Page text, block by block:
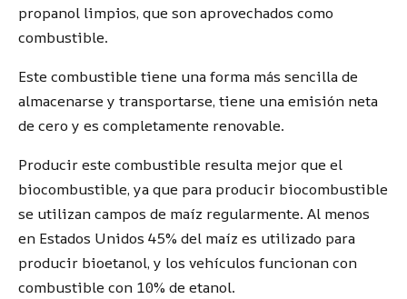
propanol limpios, que son aprovechados como
combustible.
Este combustible tiene una forma más sencilla de
almacenarse y transportarse, tiene una emisión neta
de cero y es completamente renovable.
Producir este combustible resulta mejor que el
biocombustible, ya que para producir biocombustible
se utilizan campos de maíz regularmente. Al menos
en Estados Unidos 45% del maíz es utilizado para
producir bioetanol, y los vehículos funcionan con
combustible con 10% de etanol.